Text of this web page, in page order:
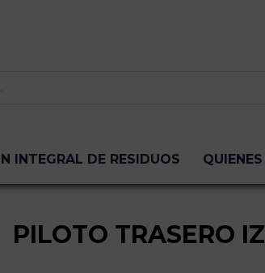
INTEGRAL DE RESIDUOS
PILOTO TRASERO